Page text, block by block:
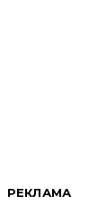
РЕКЛАМА